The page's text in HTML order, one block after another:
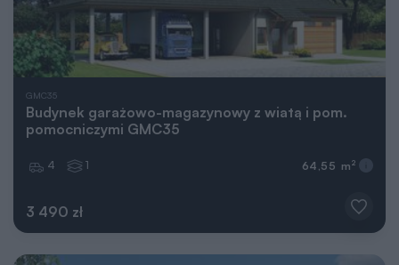
GMC35
Budynek garażowo-magazynowy z wiatą i pom.
pomocniczymi GMC35
3 490 zł
4 1 64,55 m 2